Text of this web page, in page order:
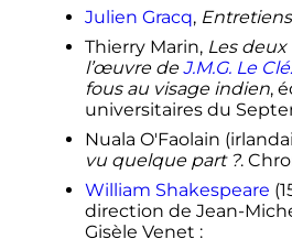
Julien Gracq, Entretiens
Thierry Marin, Les
l’œuvre deJ.M.G. Le
fous au visage indien,
universitaires du
Nuala O'Faolain
vu quelque part ?.
William Shakespeare
direction de Jean-
Gisèle Venet :